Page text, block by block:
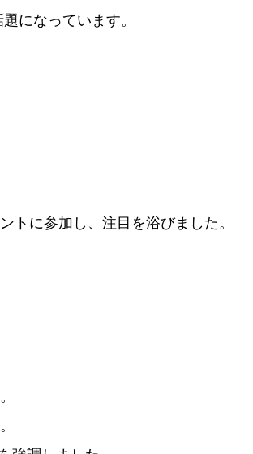
になっています。
トに参加し、注目を浴びました。